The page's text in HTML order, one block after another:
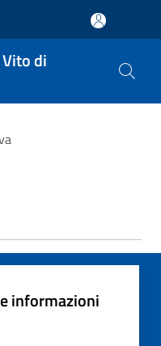
di
informazioni